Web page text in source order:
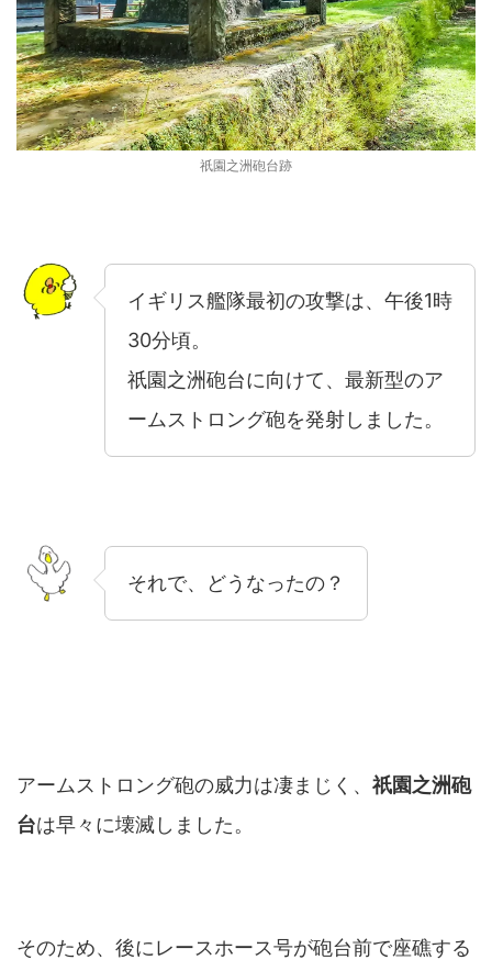
祇園之洲砲台跡
イギリス艦隊最初の攻撃は、午後1時
30分頃。
祇園之洲砲台に向けて、最新型のア
ームストロング砲を発射しました。
それで、どうなったの？
アームストロング砲の威力は凄まじく、 祇園之洲砲
台は早々に壊滅しました。
そのため、後にレースホース号が砲台前で座礁する